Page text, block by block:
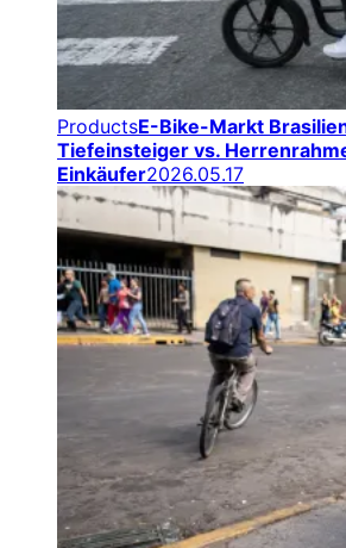
ProductsE-Bike-Markt
Tiefeinsteiger vs.
Einkäufer2026.05.17